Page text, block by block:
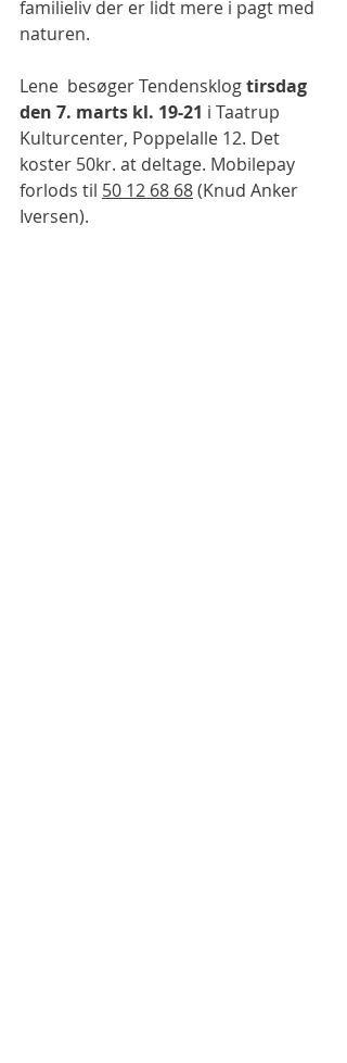
familieliv der er lidt mere i pagt med
naturen.
Lene  besøger Tendensklog tirsdag
den 7. marts kl. 19-21 i Taatrup
Kulturcenter, Poppelalle 12. Det
koster 50kr. at deltage. Mobilepay
forlods til 50 12 68 68 (Knud Anker
Iversen).